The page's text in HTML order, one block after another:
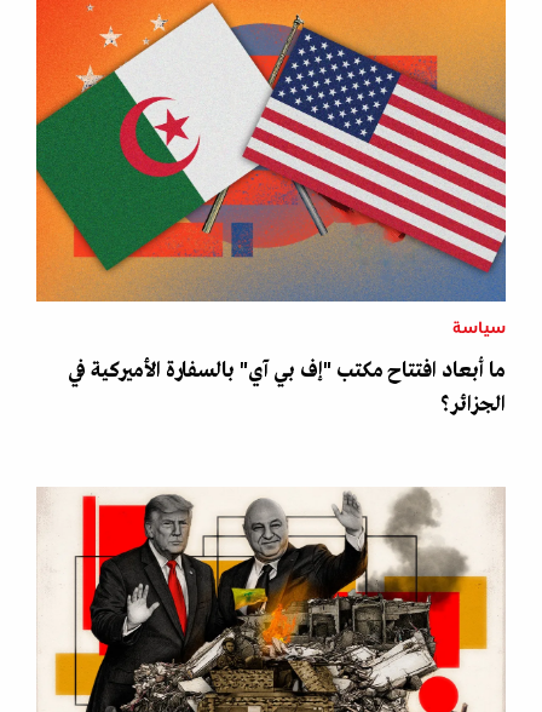
سياسة
ما أبعاد افتتاح مكتب "إف بي آي" بالسفارة الأميركية في
الجزائر؟